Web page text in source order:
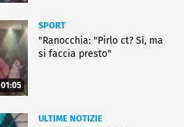
01:05
SPORT
"Ranocchia: "Pirlo ct? Sì, ma
si faccia presto"
ULTIME NOTIZIE